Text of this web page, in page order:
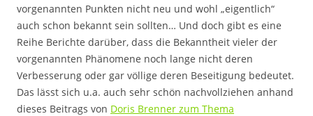
vorgenannten Punkten nicht neu und wohl „eigentlich“
auch schon bekannt sein sollten… Und doch gibt es eine
Reihe Berichte darüber, dass die Bekanntheit vieler der
vorgenannten Phänomene noch lange nicht deren
Verbesserung oder gar völlige deren Beseitigung bedeutet.
Das lässt sich u.a. auch sehr schön nachvollziehen anhand
dieses Beitrags von Doris Brenner zum Thema